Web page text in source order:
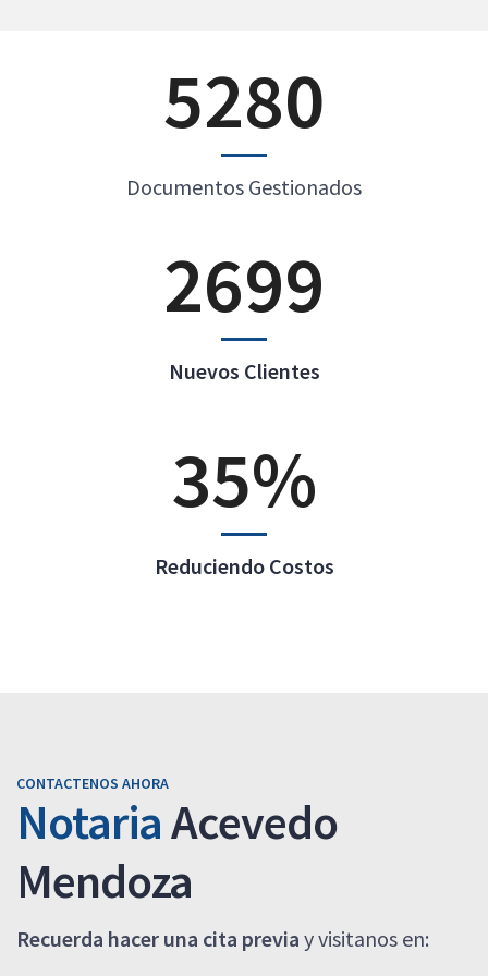
5280
Documentos Gestionados
2699
Nuevos Clientes
35%
Reduciendo Costos
CONTACTENOS AHORA
NotariaAcevedo
Mendoza
Recuerda hacer una cita previa y visitanos en: